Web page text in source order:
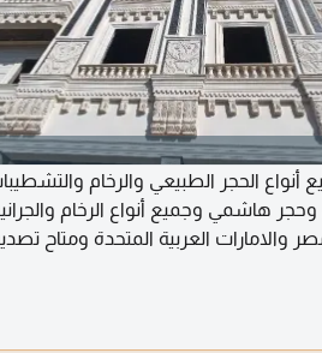
أنواع الحجر الطبيعي والرخام
هاشمي وجميع أنواع الرخام
والامارات العربية المتحدة ومتاح